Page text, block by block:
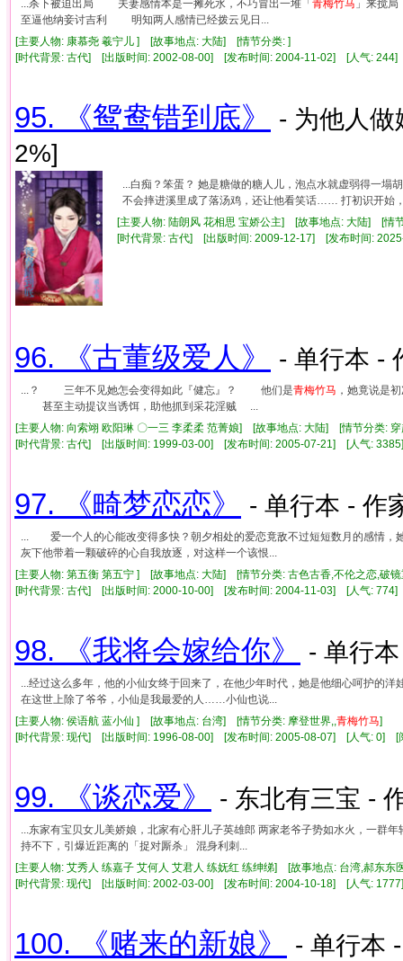
...杀下被迫出局 夫妻感情本是一摊死水，不巧冒出一堆「 青梅竹马 」来搅
至逼他纳妾讨吉利 明知两人感情已经拨云见日...
[主要人物: 康慕尧 羲宁儿 ] [故事地点: 大陆] [情节分类: ]
[时代背景: 古代] [出版时间: 2002-08-00] [发布时间: 2004-11-02] [人气:
95. 《鸳鸯错到底》
- 为他人
2%]
...白痴？笨蛋？ 她是糖做的糖人儿，泡点水就虚弱得一
不会摔进溪里成了落汤鸡，还让他看笑话…… 打初识开始
[主要人物: 陆朗风 花相思 宝娇公主] [故事地点: 大陆] [情
[时代背景: 古代] [出版时间: 2009-12-17] [发布时间:
96. 《古董级爱人》 - 单行本 -
...？ 三年不见她怎会变得如此『健忘』？ 他们是青梅竹马 ，她竟说是
甚至主动提议当诱饵，助他抓到采花淫贼 ...
[主要人物: 向索翊 欧阳琳 〇一三 李柔柔 范菁娘] [故事地点: 大陆] [情节分类:
[时代背景: 古代] [出版时间: 1999-03-00] [发布时间: 2005-07-21] [人气:
97. 《畸梦恋恋》 - 单行本 - 作
... 爱一个人的心能改变得多快？朝夕相处的爱恋竟敌不过短短数月的感情，
灰下他带着一颗破碎的心自我放逐，对这样一个该恨...
[主要人物: 第五衡 第五宁 ] [故事地点: 大陆] [情节分类: 古色古香,不伦之恋,破镜
[时代背景: 古代] [出版时间: 2000-10-00] [发布时间: 2004-11-03] [人气:
98. 《我将会嫁给你》 - 单行
...经过这么多年，他的小仙女终于回来了，在他少年时代，她是他细心呵护的
在这世上除了爷爷，小仙是我最爱的人……小仙也说...
[主要人物: 侯语航 蓝小仙 ] [故事地点: 台湾] [情节分类: 摩登世界,, 青梅竹马]
[时代背景: 现代] [出版时间: 1996-08-00] [发布时间: 2005-08-07] [人气: 0] [
99. 《谈恋爱》 - 东北有三宝 -
...东家有宝贝女儿美娇娘，北家有心肝儿子英雄郎 两家老爷子势如水火，一群
持不下，引爆近距离的「捉对厮杀」 混身利刺...
[主要人物: 艾秀人 练嘉子 艾何人 艾君人 练妩红 练绅绨] [故事地点: 台湾,郝东
[时代背景: 现代] [出版时间: 2002-03-00] [发布时间: 2004-10-18] [人气:
100. 《赌来的新娘》 - 单行本